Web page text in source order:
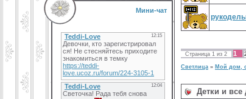
Мини-чат
Страница 1 из 2 1
Светлица » Мой дом,
Детки и все